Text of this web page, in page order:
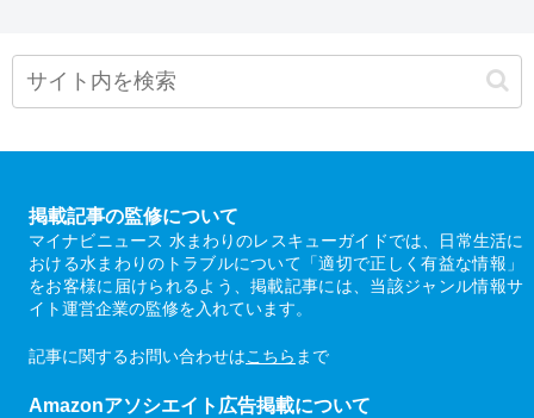
掲載記事の監修について
マイナビニュース 水まわりのレスキューガイドでは、日常生活に
おける水まわりのトラブルについて「適切で正しく有益な情報」
をお客様に届けられるよう、掲載記事には、当該ジャンル情報サ
イト運営企業の監修を入れています。
記事に関するお問い合わせはこちら まで
Amazonアソシエイト広告掲載について